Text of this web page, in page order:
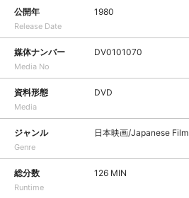
公開年
Release Date
1980
媒体ナンバー
Media No
DV0101070
資料形態
Media
DVD
ジャンル
Genre
日本映画/Japanese Film
総分数
Runtime
126 MIN